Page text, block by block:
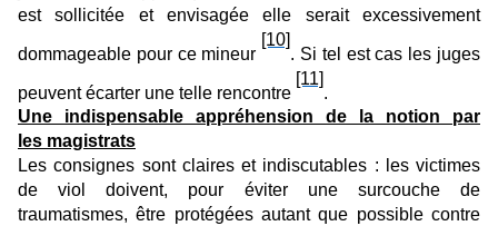
est sollicitée et envisagée elle serait excessivement
dommageable pour ce mineur
[10]
. Si tel est cas les juges
peuvent écarter une telle rencontre
[11]
Une indispensable appréhension de la notion par
les magistrats
Les consignes sont claires et indiscutables : les victimes
de viol doivent, pour éviter une surcouche de
traumatismes, être protégées autant que possible contre